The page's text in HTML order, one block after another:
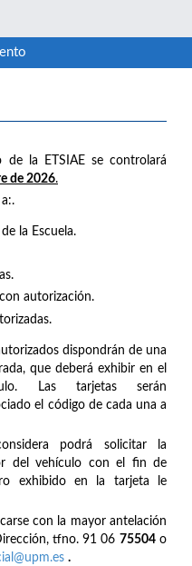
de la ETSIAE se controlará
de 2026.
la Escuela.
autorización.
dispondrán de una
que deberá exhibir en el
Las tarjetas serán
el código de cada una a
podrá solicitar la
del vehículo con el fin de
exhibido en la tarjeta le
con la mayor antelación
tfno. 91 06 75504o
.